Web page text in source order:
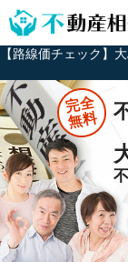
【路線価チェック】
完全
無料